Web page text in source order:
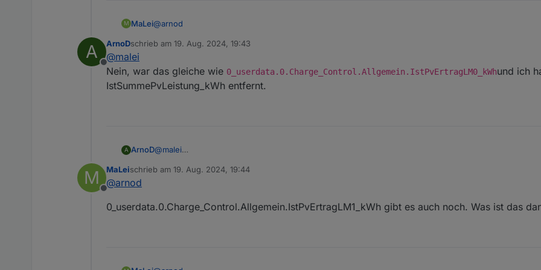
M MaLei@arnod
Alles klar. Hat funktioniert.
Habe gerade gesehen, das es das Objekt
0_userdata.0.Charge_Control.Allgemein.IstSummePvLeistung_kWh
nicht mehr gibt?
A
Offline
ArnoDschrieb am 19. Aug. 2024, 19:43
zuletzt editiert von
@malei
Nein, war das gleiche wie 0_userdata.0.Charge_Control.Allgemein.IstPvErtragLM0_kWhund ich
IstSummePvLeistung_kWh entfernt.
A ArnoD@malei
IstSummePvLeistung_kWh entfernt.
M
Offline
MaLeischrieb am 19. Aug. 2024, 19:44
zuletzt editiert von
@arnod
0_userdata.0.Charge_Control.Allgemein.IstPvErtragLM1_kWh gibt es auch noch. Was ist das